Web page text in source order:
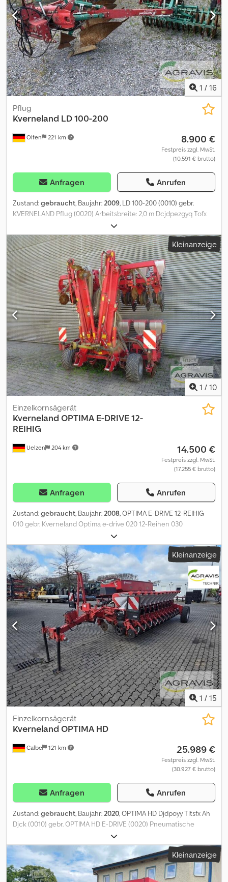
Düngerbehälter,Tankreservemelder
Doppelscheibendüngerschare,elektrohydr. Düngerantrieb,3,00m
Transportbreite Säscheibe 9612 Raps mit Deckel Andruckrolle
50mm anstelle 25mm Serie Fallkanal plus mit Plantirium Sensor
GPS Signal über vorhandene Schlepper- antenne Djdpfezgpd Nsx
Ah Deck
1 / 16
Olfen 221 km
Pflug
Kverneland LD 100-200
8.900 €
Festpreis zzgl. MwSt.
(10.591 € brutto)
Anfragen Anrufen
Zustand:gebraucht, Baujahr: 2009, LD 100-200 (0010) gebr.
KVERNELAND Pflug (0020) Arbeitsbreite: 2,0 m Dcjdpezgyq Tofx
Ah Dsk (0030) Heck-Anbau (0040) Vorschäler (0050) 4 Furchen
(0070) Furchenbreite: 50 cm (0080) Rahmenhöhe: 80 cm (0090)
integrierter Packer
Kleinanzeige
1 / 10
Uelzen 204 km
Einzelkornsägerät
Kverneland OPTIMA E-DRIVE 12-
REIHIG
14.500 €
Festpreis zzgl. MwSt.
(17.255 € brutto)
Anfragen Anrufen
Zustand:gebraucht, Baujahr:2008, OPTIMA E-DRIVE 12-REIHIG
010 gebr. Kverneland Optima e-drive 020 12-Reihen 030
Mulchsaat, Fingerdruckrollen, Dünger m. Scheibenschaar 040
Maschine ist Section-Control fähig, Bedienterminal Dodpfx Ahozd
H Sfs Dsck 050 Mais&Rübe, Kverneland Fronttank DF-2 (Model D
Nr. 55580) 060 Spronrad Antrieb, Abdeckplane, zwei Ausläufe,
Aufsatz, Beleuchtung
Kleinanzeige
1 / 15
Calbe 121 km
Einzelkornsägerät
Kverneland OPTIMA HD
25.989 €
Festpreis zzgl. MwSt.
(30.927 € brutto)
Anfragen Anrufen
Zustand:gebraucht, Baujahr: 2020, OPTIMA HD Djdpoyy Tltsfx Ah
Djck (0010) gebr. OPTIMA HD E-DRIVE (0020) Pneumatische
Einzelkorndrillmaschine (0030) Sämaschine mit
Langfahreinrichtung ungebremst (0040) 12 reihig mit
elektrischem Antrieb (0050) Beleuchtungsemrichtung (0060)
Maschinensteuerung ISOBUS (0070) Spurreiser hydr. Klappbar
(0080) Düngertank (0090) Düngerschare Scheiben gezahnt
Kleinanzeige